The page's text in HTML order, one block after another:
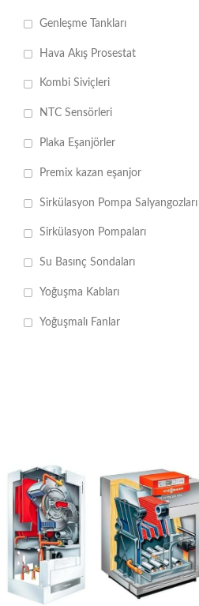
Genleşme Tankları
Hava Akış Prosestat
Kombi Siviçleri
NTC Sensörleri
Plaka Eşanjörler
Premix kazan eşanjor
Sirkülasyon Pompa Salyangozları
Sirkülasyon Pompaları
Su Basınç Sondaları
Yoğuşma Kabları
Yoğuşmalı Fanlar